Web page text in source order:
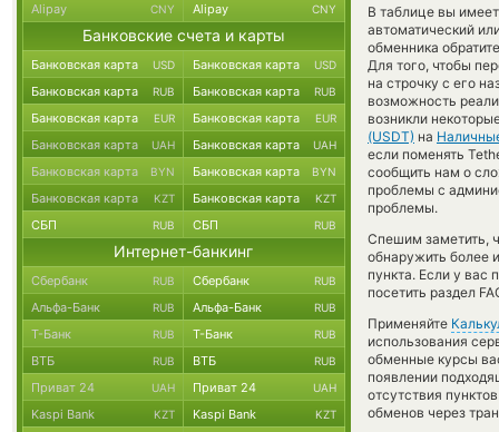
В таблице вы
автоматический
обменника
Для того, чтобы
на строчку с его
возможность
возникли
(USDT) на
если поменять
сообщить нам о
проблемы с
проблемы.
Спешим заметить,
обнаружить более
пункта. Если у вас
посетить раздел
Применяйте
использования
обменные курсы
появлении
отсутствия
обменов через
Alipay CNY Alipay CNY
Банковские счета и карты
Банковская карта USD Банковская карта USD
Банковская карта RUB Банковская карта RUB
Банковская карта EUR Банковская карта EUR
Банковская карта UAH Банковская карта UAH
Банковская карта BYN Банковская карта BYN
Банковская карта KZT Банковская карта KZT
СБП RUB СБП RUB
Интернет-банкинг
Сбербанк RUB Сбербанк RUB
Альфа-Банк RUB Альфа-Банк RUB
Т-Банк RUB Т-Банк RUB
ВТБ RUB ВТБ RUB
Приват 24 UAH Приват 24 UAH
Kaspi Bank KZT Kaspi Bank KZT